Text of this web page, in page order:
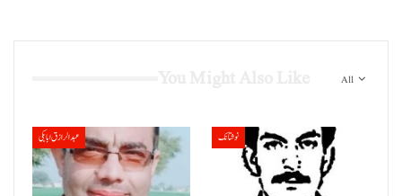
All
عبدالرازق ابابکی نوشتانک